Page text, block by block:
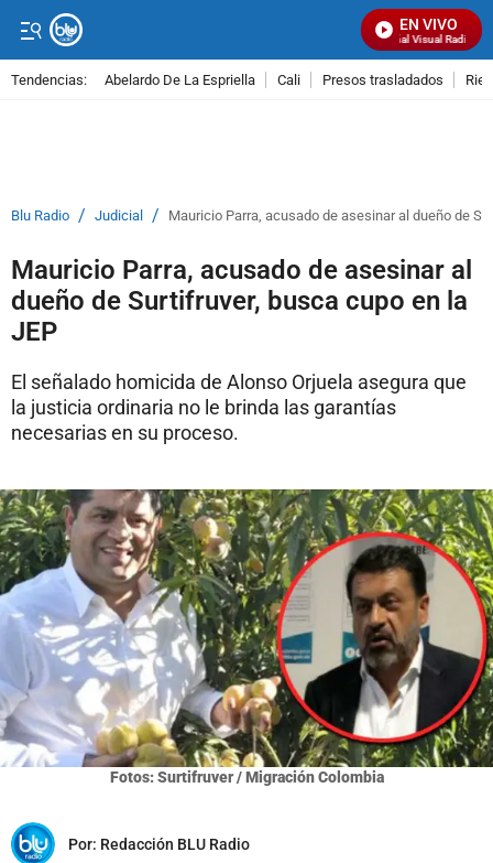
EN VIVO
Señal Visual Radio
Tendencias: Abelardo De La Espriella Cali Presos trasladados
Blu Radio / Judicial / Mauricio Parra, acusado de asesinar al dueño de
Mauricio Parra, acusado de asesinar al
dueño de Surtifruver, busca cupo en la
JEP
El señalado homicida de Alonso Orjuela asegura que
la justicia ordinaria no le brinda las garantías
necesarias en su proceso.
Fotos: Surtifruver / Migración Colombia
Por: Redacción BLU Radio